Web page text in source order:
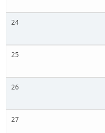
24
25
26
27